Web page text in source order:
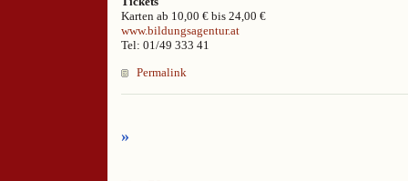
Karten ab 10,00 € bis 24,00 €
www.bildungsagentur.at
Tel: 01/49 333 41
Permalink
»